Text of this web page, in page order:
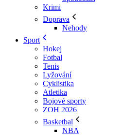
Krimi
Doprava
Nehody
Sport
Hokej
Fotbal
Tenis
Lyžování
Cyklistika
Atletika
Bojové sporty
ZOH 2026
Basketbal
NBA